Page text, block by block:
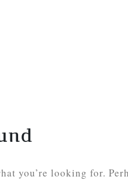
you’re looking for.